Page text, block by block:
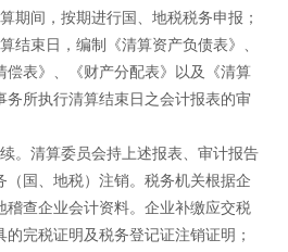
间，按期进行国、地税税务申报；
束日，编制《清算资产负债表》、
偿表》、《财产分配表》以及《清算
务所执行清算结束日之会计报表的审
清算委员会持上述报表、审计报告
（国、地税）注销。税务机关根据企
稽查企业会计资料。企业补缴应交税
完税证明及税务登记证注销证明；